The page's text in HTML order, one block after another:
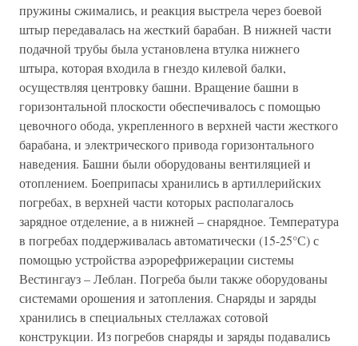
пружины сжимались, и реакция выстрела через боевой
штыр передавалась на жесткий барабан. В нижней части
подачной трубы была установлена втулка нижнего
штыра, которая входила в гнездо килевой балки,
осуществляя центровку башни. Вращение башни в
горизонтальной плоскости обеспечивалось с помощью
цевочного обода, укрепленного в верхней части жесткого
барабана, и электрического привода горизонтального
наведения. Башни были оборудованы вентиляцией и
отоплением. Боеприпасы хранились в артиллерийских
погребах, в верхней части которых располагалось
зарядное отделение, а в нижней – снарядное. Температура
в погребах поддерживалась автоматически (15-25°С) с
помощью устройства аэрорефрижерации системы
Вестингауз – Леблан. Погреба были также оборудованы
системами орошения и затопления. Снаряды и заряды
хранились в специальных стеллажах сотовой
конструкции. Из погребов снаряды и заряды подавались